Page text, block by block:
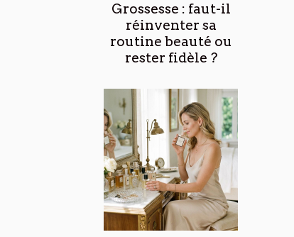
Grossesse : faut-il
réinventer sa
routine beauté ou
rester fidèle ?